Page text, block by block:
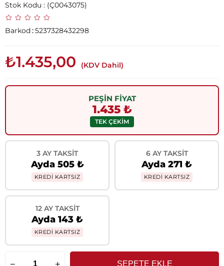
Stok Kodu (Ç0043075)
Barkod:5237328432298
₺1.435,00 (KDV Dahil)
PEŞİN FİYAT
1.435 ₺
TEK ÇEKİM
3 AY TAKSIT
Ayda 505 ₺
KREDİ KARTSIZ
6 AY TAKSIT
Ayda 271 ₺
KREDİ KARTSIZ
12 AY TAKSIT
Ayda 143 ₺
KREDİ KARTSIZ